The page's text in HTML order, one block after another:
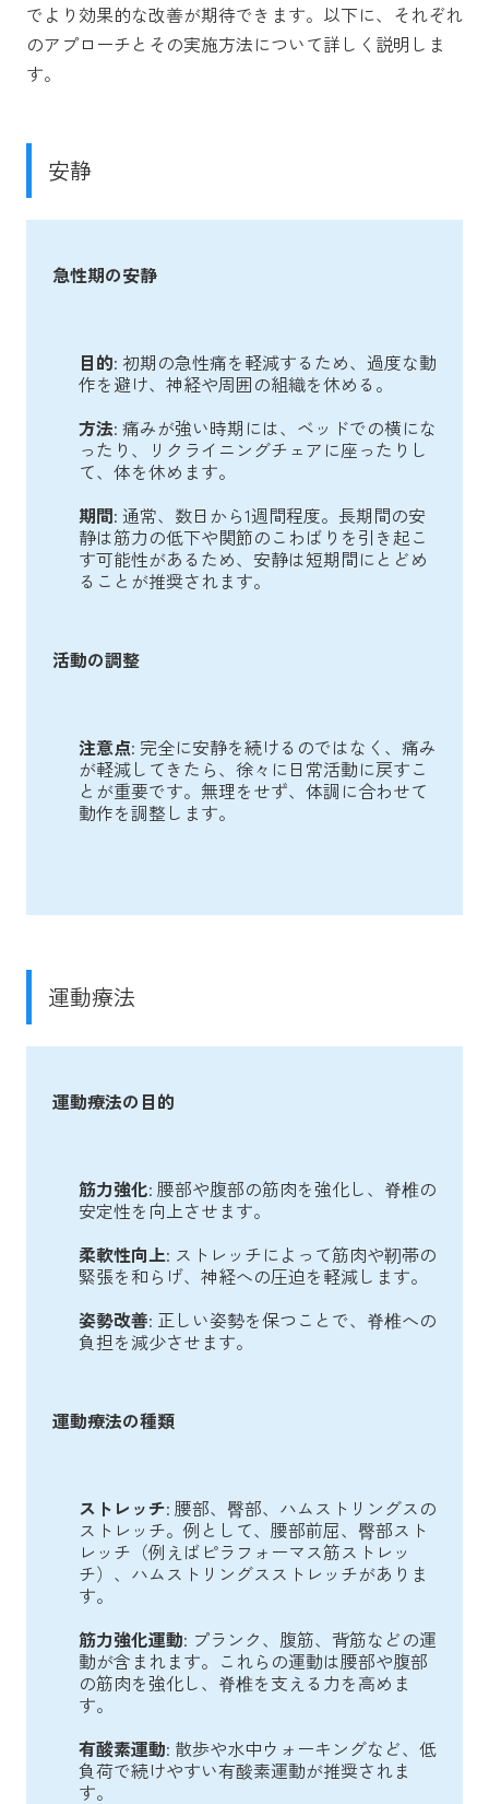
でより効果的な改善が期待できます。以下に、それぞれ
のアプローチとその実施方法について詳しく説明しま
す。
安静
急性期の安静
目的: 初期の急性痛を軽減するため、過度な動
作を避け、神経や周囲の組織を休める。
方法: 痛みが強い時期には、ベッドでの横にな
ったり、リクライニングチェアに座ったりし
て、体を休めます。
期間: 通常、数日から1週間程度。長期間の安
静は筋力の低下や関節のこわばりを引き起こ
す可能性があるため、安静は短期間にとどめ
ることが推奨されます。
活動の調整
注意点: 完全に安静を続けるのではなく、痛み
が軽減してきたら、徐々に日常活動に戻すこ
とが重要です。無理をせず、体調に合わせて
動作を調整します。
運動療法
運動療法の目的
筋力強化: 腰部や腹部の筋肉を強化し、脊椎の
安定性を向上させます。
柔軟性向上: ストレッチによって筋肉や靭帯の
緊張を和らげ、神経への圧迫を軽減します。
姿勢改善: 正しい姿勢を保つことで、脊椎への
負担を減少させます。
運動療法の種類
ストレッチ: 腰部、臀部、ハムストリングスの
ストレッチ。例として、腰部前屈、臀部スト
レッチ（例えばピラフォーマス筋ストレッ
チ）、ハムストリングスストレッチがありま
す。
筋力強化運動: プランク、腹筋、背筋などの運
動が含まれます。これらの運動は腰部や腹部
の筋肉を強化し、脊椎を支える力を高めま
す。
有酸素運動: 散歩や水中ウォーキングなど、低
負荷で続けやすい有酸素運動が推奨されま
す。